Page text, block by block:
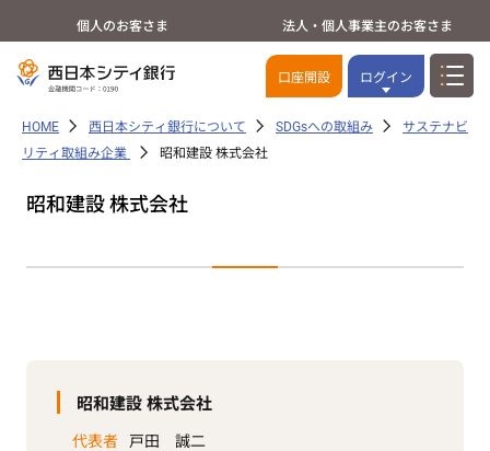
個人のお客さま 法人・個人事業主のお客さま
口座開設 ログイン
HOME 西日本シティ銀行について SDGsへの取組み
サステナビ
リティ取組み企業
昭和建設 株式会社
昭和建設 株式会社
昭和建設 株式会社
代表者 戸田 誠二